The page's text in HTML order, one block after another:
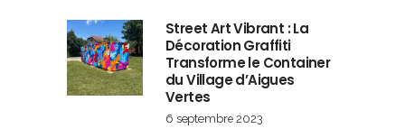
Street Art Vibrant : La
Décoration Graffiti
Transforme le Container
du Village d’Aigues
Vertes
6 septembre 2023